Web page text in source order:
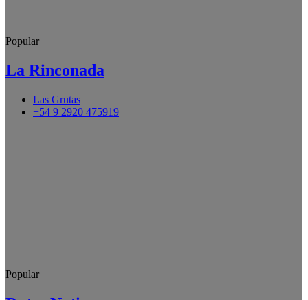
Popular
La Rinconada
Las Grutas
+54 9 2920 475919
Popular